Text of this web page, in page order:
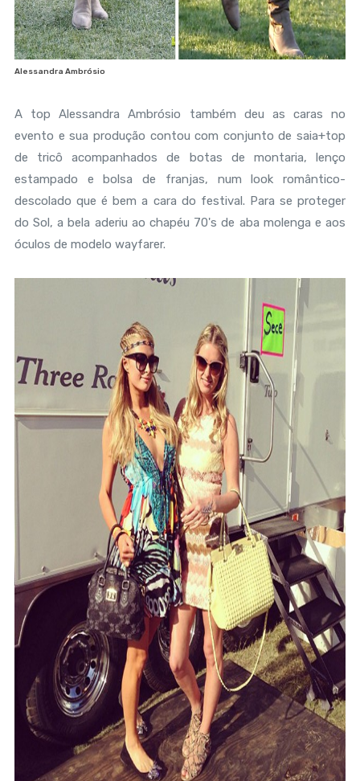
Alessandra Ambrósio
A top Alessandra Ambrósio também deu as caras no
evento e sua produção contou com conjunto de saia+top
de tricô acompanhados de botas de montaria, lenço
estampado e bolsa de franjas, num look romântico-
descolado que é bem a cara do festival. Para se proteger
do Sol, a bela aderiu ao chapéu 70's de aba molenga e aos
óculos de modelo wayfarer.